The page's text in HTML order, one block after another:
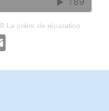
La prière de réparation